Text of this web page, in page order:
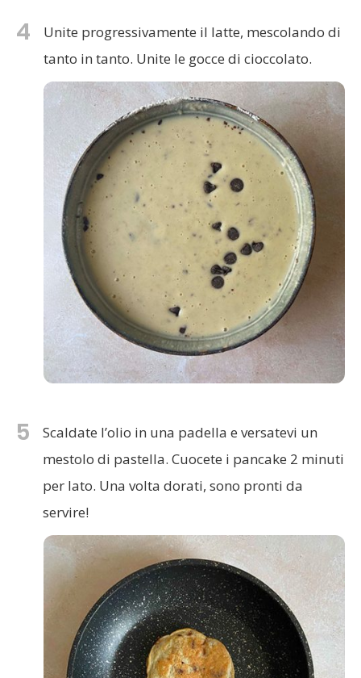
4
Unite progressivamente il latte, mescolando di
tanto in tanto. Unite le gocce di cioccolato.
5
Scaldate l’olio in una padella e versatevi un
mestolo di pastella. Cuocete i pancake 2 minuti
per lato. Una volta dorati, sono pronti da
servire!